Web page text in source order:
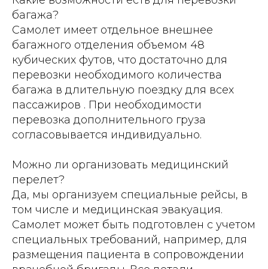
багажа?
Самолет имеет отдельное внешнее
багажного отделения объемом 48
кубических футов, что достаточно для
перевозки необходимого количества
багажа в длительную поездку для всех
пассажиров . При необходимости
перевозка дополнительного груза
согласовывается индивидуально.
Можно ли организовать медицинский
перелет?
Да, мы организуем специальные рейсы, в
том числе и медицинская эвакуация.
Самолет может быть подготовлен с учетом
специальных требований, например, для
размещения пациента в сопровождении